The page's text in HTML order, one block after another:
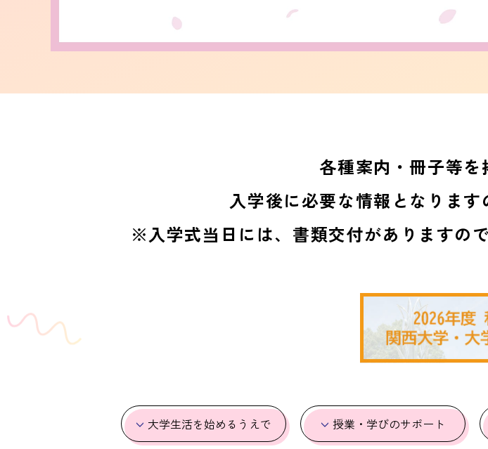
各種案内・冊子等を
入学後に必要な情報となります
※入学式当日には、書類交付がありますの
大学生活を始めるうえで 授業・学びのサポート